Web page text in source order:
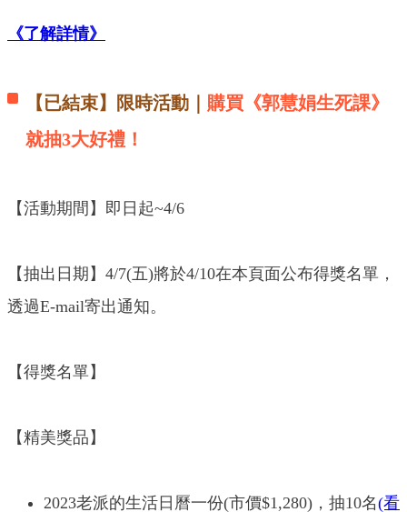
《了解詳情》
【已結束】限時活動｜ 購買《郭慧娟生死課》
就抽3大好禮！
【活動期間】即日起~4/6
【抽出日期】4/7(五)將於4/10在本頁面公布得獎名單，
透過E-mail寄出通知。
【得獎名單】
【精美獎品】
2023老派的生活日曆一份(市價$1,280)，抽10名(看